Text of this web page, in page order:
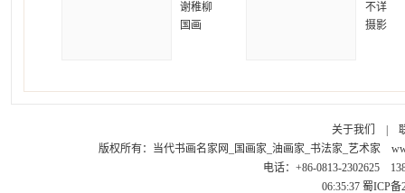
谢稚柳
国画
不详
摄影
关于我们
版权所有： 当代书画名家网_国画家_油画家_书法家_艺术家
电话：+86-0813-2302625
06:35:37 蜀ICP备